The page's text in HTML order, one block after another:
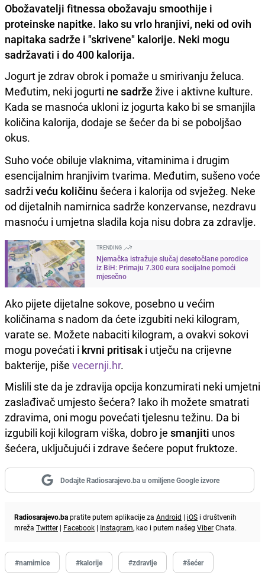
Obožavatelji fitnessa obožavaju smoothije i
proteinske napitke. Iako su vrlo hranjivi, neki od ovih
napitaka sadrže i "skrivene" kalorije. Neki mogu
sadržavati i do 400 kalorija.
Jogurt je zdrav obrok i pomaže u smirivanju želuca.
Međutim, neki jogurti ne sadrže žive i aktivne kulture.
Kada se masnoća ukloni iz jogurta kako bi se smanjila
količina kalorija, dodaje se šećer da bi se poboljšao
okus.
Suho voće obiluje vlaknima, vitaminima i drugim
esencijalnim hranjivim tvarima. Međutim, sušeno voće
sadrži veću količinu šećera i kalorija od svježeg. Neke
od dijetalnih namirnica sadrže konzervanse, nezdravu
masnoću i umjetna sladila koja nisu dobra za zdravlje.
TRENDING
Njemačka istražuje slučaj desetočlane porodice
iz BiH: Primaju 7.300 eura socijalne pomoći
mjesečno
Ako pijete dijetalne sokove, posebno u većim
količinama s nadom da ćete izgubiti neki kilogram,
varate se. Možete nabaciti kilogram, a ovakvi sokovi
mogu povećati i krvni pritisak i utječu na crijevne
bakterije, piše vecernji.hr.
Mislili ste da je zdravija opcija konzumirati neki umjetni
zaslađivač umjesto šećera? Iako ih možete smatrati
zdravima, oni mogu povećati tjelesnu težinu. Da bi
izgubili koji kilogram viška, dobro je smanjiti unos
šećera, uključujući i zdrave šećere poput fruktoze.
Dodajte Radiosarajevo.ba u omiljene Google izvore
Radiosarajevo.bapratite putem aplikacije za Android | iOS i društvenih
mreža Twitter | Facebook | Instagram, kao i putem našeg ViberChata.
#namirnice #kalorije #zdravlje #šećer